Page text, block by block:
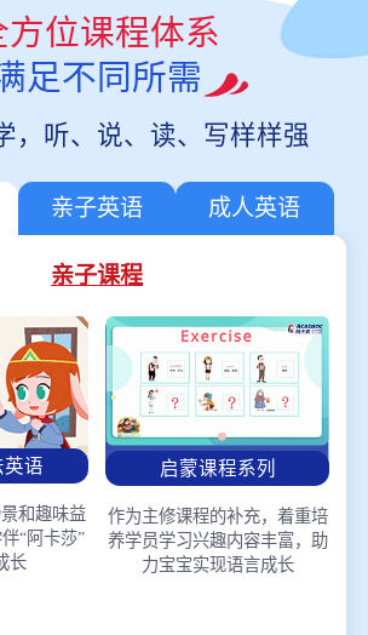
方位课程体系
足不同所需
，听、说、读、写样样强
亲子英语 成人英语
亲子课程
英语
和趣味益
“阿卡莎”
长
启蒙课程系列
作为主修课程的补充，着重培
养学员学习兴趣内容丰富，助
力宝宝实现语言成长